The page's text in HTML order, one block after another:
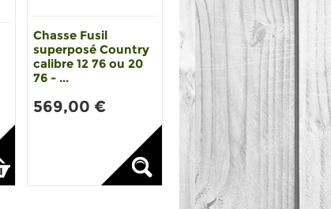
Chasse Fusil
superposé Country
calibre 12 76 ou 20
76 - ...
569,00 €